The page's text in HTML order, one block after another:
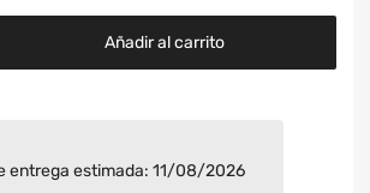
Añadir al carrito
entrega estimada: 11/08/2026